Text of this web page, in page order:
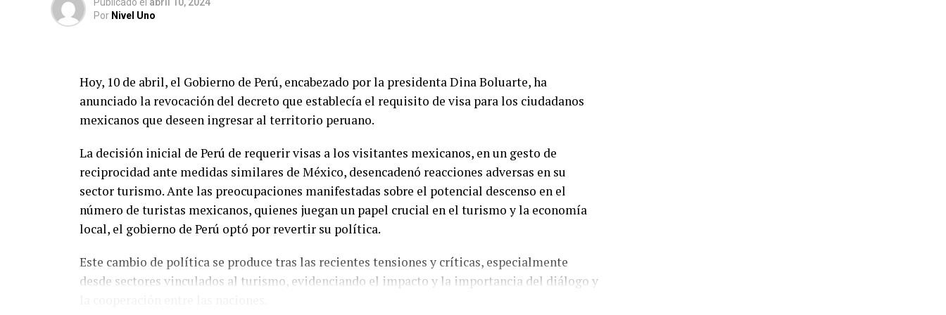
El proceso electoral promete ser reñido, con tres candidatos con propuestas y perfiles
Por Nivel Uno
Hoy, 10 de abril, el Gobierno de Perú, encabezado por la presidenta Dina Boluarte, ha
anunciado la revocación del decreto que establecía el requisito de visa para los ciudadanos
mexicanos que deseen ingresar al territorio peruano.
La decisión inicial de Perú de requerir visas a los visitantes mexicanos, en un gesto de
reciprocidad ante medidas similares de México, desencadenó reacciones adversas en su
sector turismo. Ante las preocupaciones manifestadas sobre el potencial descenso en el
número de turistas mexicanos, quienes juegan un papel crucial en el turismo y la economía
local, el gobierno de Perú optó por revertir su política.
Este cambio de política se produce tras las recientes tensiones y críticas, especialmente
desde sectores vinculados al turismo, evidenciando el impacto y la importancia del diálogo y